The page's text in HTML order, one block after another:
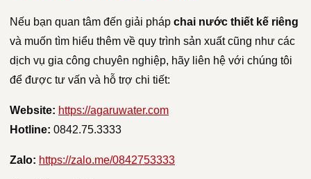
Nếu bạn quan tâm đến giải pháp chai nước thiết kế riêng
và muốn tìm hiểu thêm về quy trình sản xuất cũng như các
dịch vụ gia công chuyên nghiệp, hãy liên hệ với chúng tôi
để được tư vấn và hỗ trợ chi tiết:
Website: https://agaruwater.com
Hotline: 0842.75.3333
Zalo: https://zalo.me/0842753333